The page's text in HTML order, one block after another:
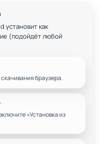
установит как
(подойдёт любой
браузера.
«Установка из